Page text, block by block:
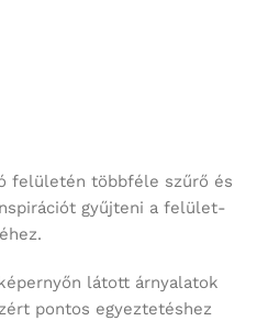
felületén többféle szűrő és
gyűjteni a felület-
látott árnyalatok
pontos egyeztetéshez